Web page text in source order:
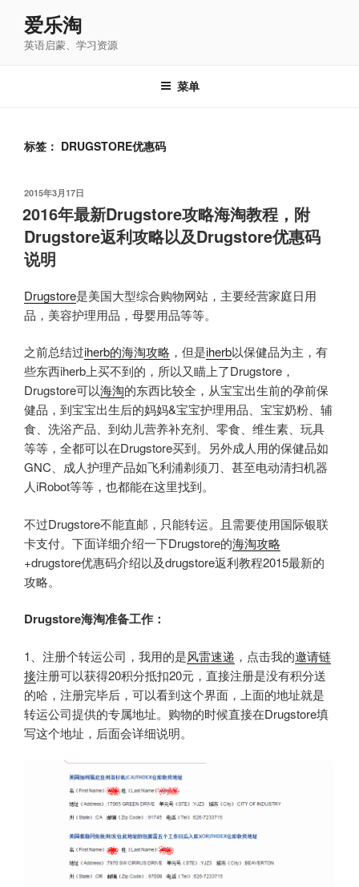
爱乐淘
英语启蒙、学习资源
菜单
标签： DRUGSTORE优惠码
发
布
于
2015年3月17日
2016年最新Drugstore攻略海淘教程，附
Drugstore返利攻略以及Drugstore优惠码
说明
Drugstore是美国大型综合购物网站，主要经营家庭日用
品，美容护理用品，母婴用品等等。
之前总结过iherb的海淘攻略 ，但是iherb以保健品为主，有
些东西iherb上买不到的，所以又瞄上了Drugstore，
Drugstore可以海淘的东西比较全，从宝宝出生前的孕前保
健品，到宝宝出生后的妈妈&宝宝护理用品、宝宝奶粉、辅
食、洗浴产品、到幼儿营养补充剂、零食、维生素、玩具
等等，全都可以在Drugstore买到。另外成人用的保健品如
GNC、成人护理产品如飞利浦剃须刀、甚至电动清扫机器
人iRobot等等，也都能在这里找到。
不过Drugstore不能直邮，只能转运。且需要使用国际银联
卡支付。下面详细介绍一下Drugstore的海淘攻略
+drugstore优惠码介绍以及drugstore返利教程2015最新的
攻略。
Drugstore海淘准备工作：
1、注册个转运公司，我用的是风雷速递 ，点击我的邀请链
接注册可以获得20积分抵扣20元，直接注册是没有积分送
的哈，注册完毕后，可以看到这个界面，上面的地址就是
转运公司提供的专属地址。购物的时候直接在Drugstore填
写这个地址，后面会详细说明。